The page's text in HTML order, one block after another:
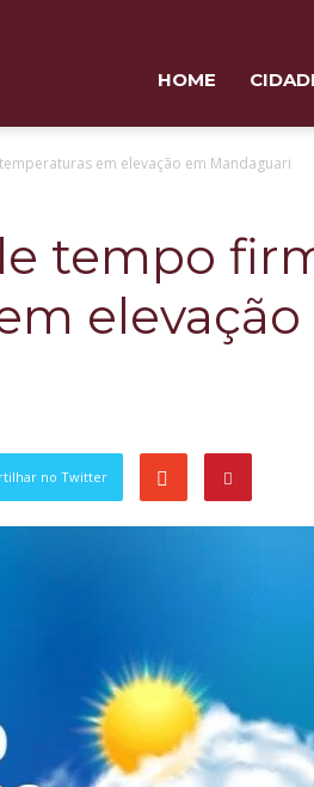
HOME
em elevação em Mandaguari
tempo
elevação
no Twitter